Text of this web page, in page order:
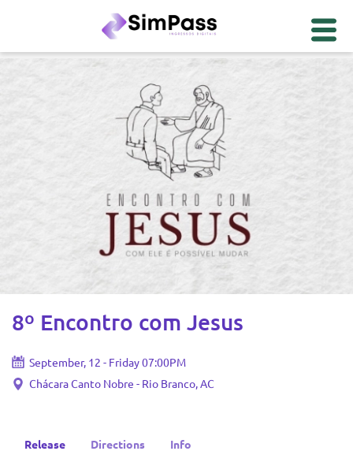
8º Encontro com Jesus
September, 12 - Friday 07:00PM
Chácara Canto Nobre - Rio Branco, AC
Release Directions Info